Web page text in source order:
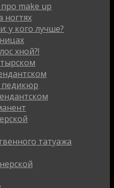
make up
ногтях
у кого лучше?
хной?!
педикюр
татуажа